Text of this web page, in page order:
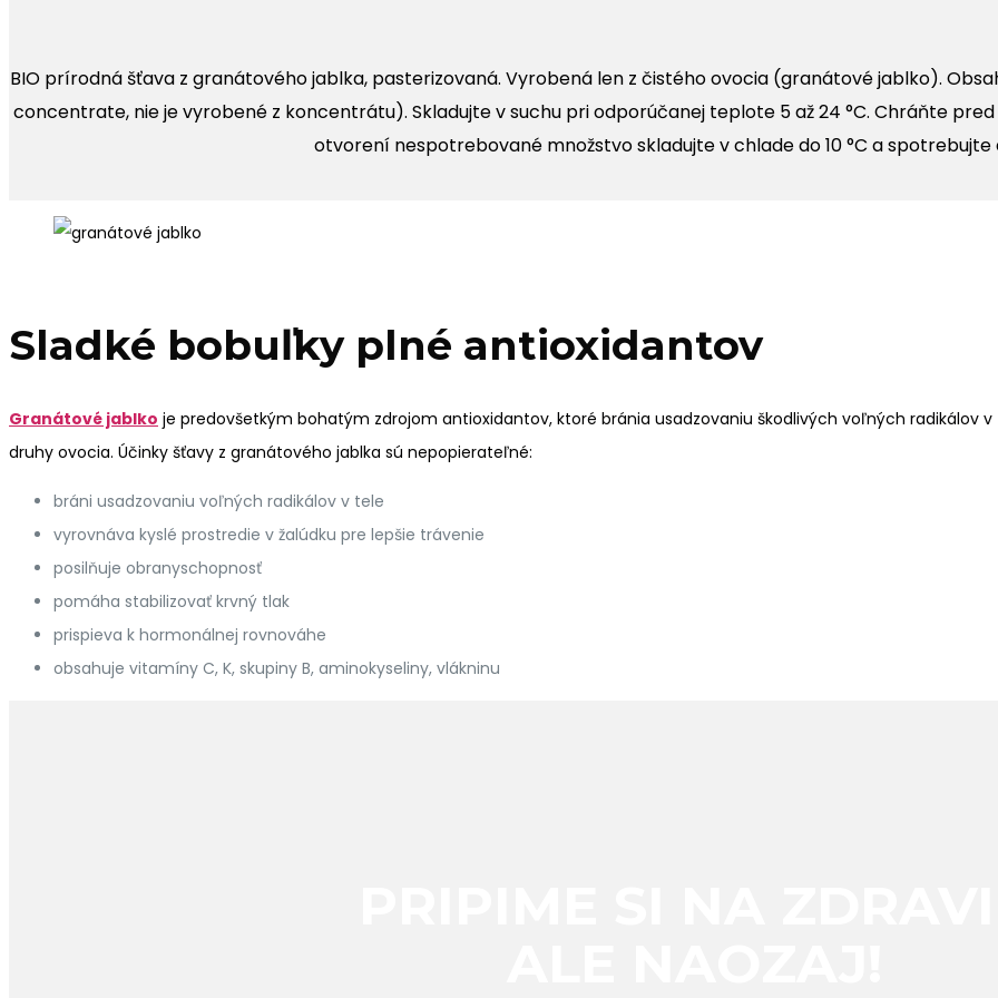
BIO prírodná šťava z granátového jablka, pasterizovaná. Vyrobená len z čistého ovocia (granátové jablko).
concentrate, nie je vyrobené z koncentrátu). Skladujte v suchu pri odporúčanej teplote 5 až 24 °C. Chráňte
otvorení nespotrebované množstvo skladujte v chladedo 10 °C a spotrebujte
Sladké bobuľky plné antioxidantov
Granátové jablko je predovšetkým bohatým zdrojom antioxidantov, ktoré bránia usadzovaniu škodlivých voľných radikálov v
druhy ovocia. Účinky šťavy z granátového jablka sú nepopierateľné:
bráni usadzovaniu voľných radikálov v tele
vyrovnáva kyslé prostredie v žalúdku pre lepšie trávenie
posilňuje obranyschopnosť
pomáha stabilizovať krvný tlak
prispieva k hormonálnej rovnováhe
obsahuje vitamíny C, K, skupiny B, aminokyseliny, vlákninu